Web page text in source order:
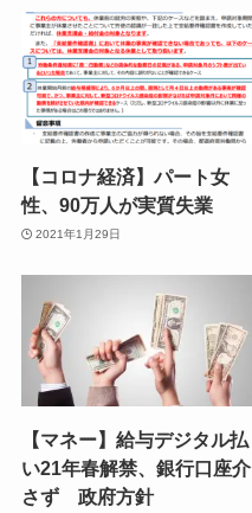
【コロナ経済】パート女
性、90万人が実質失業
2021年1月29日
【マネー】給与デジタル払
い21年春解禁、銀行口座介
さず 政府方針